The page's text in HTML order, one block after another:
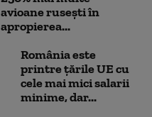
avioane rusești în
apropierea...
România este
printre țările UE cu
cele mai mici salarii
minime, dar...